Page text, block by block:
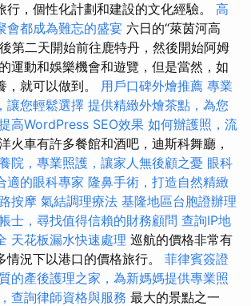
行，個性化計劃和建設的文化經驗。 高
會都成為難忘的盛宴 六日的“萊茵河高
第二天開始前往鹿特丹，然後開始阿姆
運動和娛樂機會和遊覽，但是當然，如​​
，就可以做到。 用戶口碑外燴推薦 專業
讓您輕鬆選擇 提供精緻外燴茶點，為您
高WordPress SEO效果 如何辦護照，流
火車有許多餐館和酒吧，迪斯科舞廳，
院，專業照護，讓家人無後顧之憂 眼科
適的眼科專家 隆鼻手術，打造自然精緻
按摩 氣結調理療法 基隆地區台胞證辦理
士，尋找值得信賴的財務顧問 查詢IP地
天花板漏水快速處理 巡航的價格非常有
情況下以港口的價格旅行。 菲律賓簽證
的產後護理之家，為新媽媽提供專業照
查詢律師資格與服務 最大的景點之一